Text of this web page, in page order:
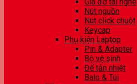
Nút nguồn
Nút click chuột
Keycap
Phụ kiện Laptop
Pin & Adapter
Bộ vệ sinh
Đế tản nhiệt
Balo & Túi